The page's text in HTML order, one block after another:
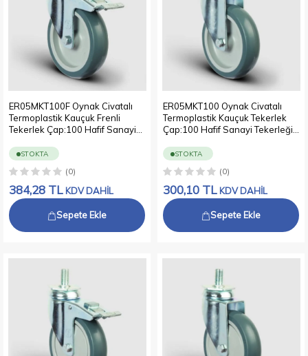
ER05MKT100F Oynak Civatalı
Termoplastik Kauçuk Frenli
Tekerlek Çap:100 Hafif Sanayi
Burçlu Polipropilen Üzeri
Termoplastik Kauçuk Kaplı Gri
Teker
STOKTA
(0)
384,28 TL KDV DAHİL
Sepete Ekle
ER05MKT100 Oynak Civatalı
Termoplastik Kauçuk Tekerlek
Çap:100 Hafif Sanayi Tekerleği
Polipropilen Üzeri Termoplastik
Kauçuk Kaplı Gri Teker
STOKTA
(0)
300,10 TL KDV DAHİL
Sepete Ekle